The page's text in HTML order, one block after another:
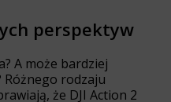
perspektyw
A może bardziej
rodzaju
że DJI Action 2